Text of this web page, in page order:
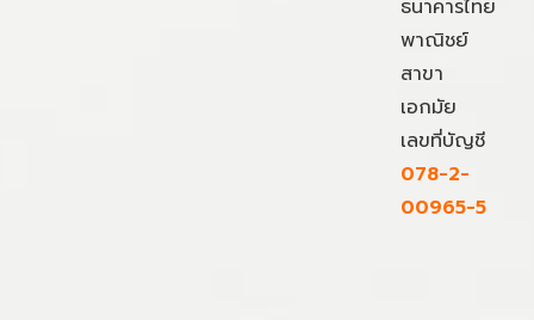
ธนาคารไทย
พาณิชย์
สาขา
เอกมัย
เลขที่บัญชี
078-2-
00965-5